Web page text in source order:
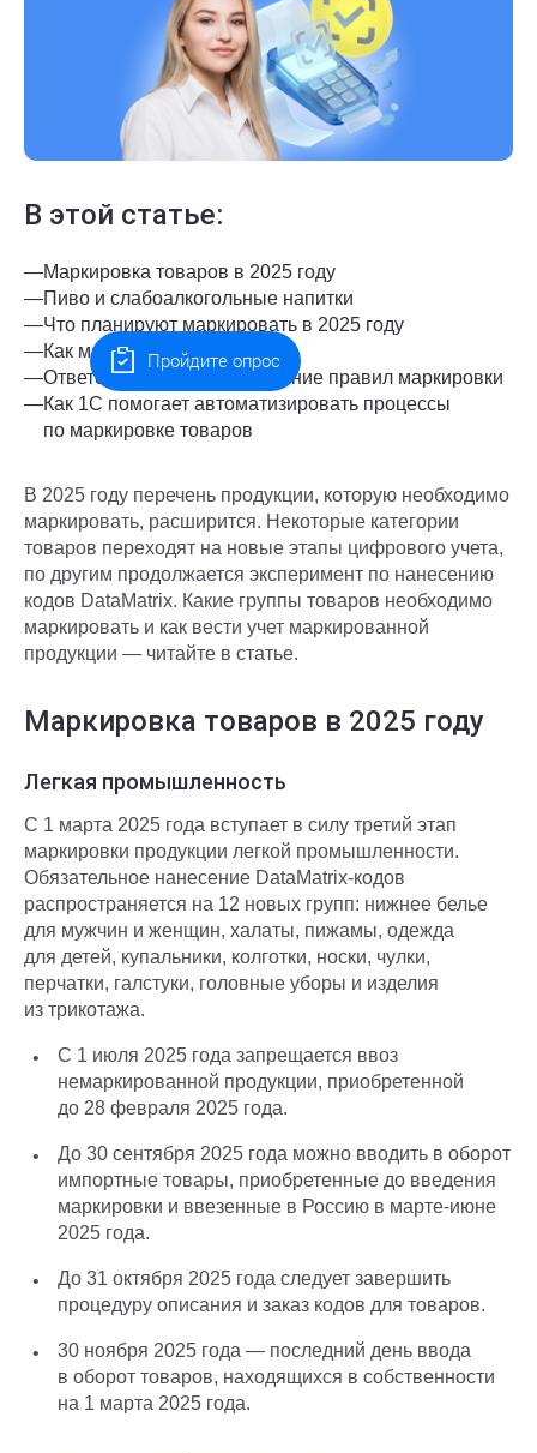
В этой статье:
—Маркировка товаров в 2025 году
—Пиво и слабоалкогольные напитки
—Что планируют маркировать в 2025 году
—Как маркировать товары
—Ответственность за нарушение правил маркировки
—Как 1С помогает автоматизировать процессы
по маркировке товаров
В 2025 году перечень продукции, которую необходимо
маркировать, расширится. Некоторые категории
товаров переходят на новые этапы цифрового учета,
по другим продолжается эксперимент по нанесению
кодов DataMatrix. Какие группы товаров необходимо
маркировать и как вести учет маркированной
продукции — читайте в статье.
Маркировка товаров в 2025 году
Легкая промышленность
С 1 марта 2025 года вступает в силу третий этап
маркировки продукции легкой промышленности.
Обязательное нанесение DataMatrix-кодов
распространяется на 12 новых групп: нижнее белье
для мужчин и женщин, халаты, пижамы, одежда
для детей, купальники, колготки, носки, чулки,
перчатки, галстуки, головные уборы и изделия
из трикотажа.
С 1 июля 2025 года запрещается ввоз
немаркированной продукции, приобретенной
до 28 февраля 2025 года.
До 30 сентября 2025 года можно вводить в оборот
импортные товары, приобретенные до введения
маркировки и ввезенные в Россию в марте-июне
2025 года.
До 31 октября 2025 года следует завершить
процедуру описания и заказ кодов для товаров.
30 ноября 2025 года — последний день ввода
в оборот товаров, находящихся в собственности
на 1 марта 2025 года.
Пройдите опрос